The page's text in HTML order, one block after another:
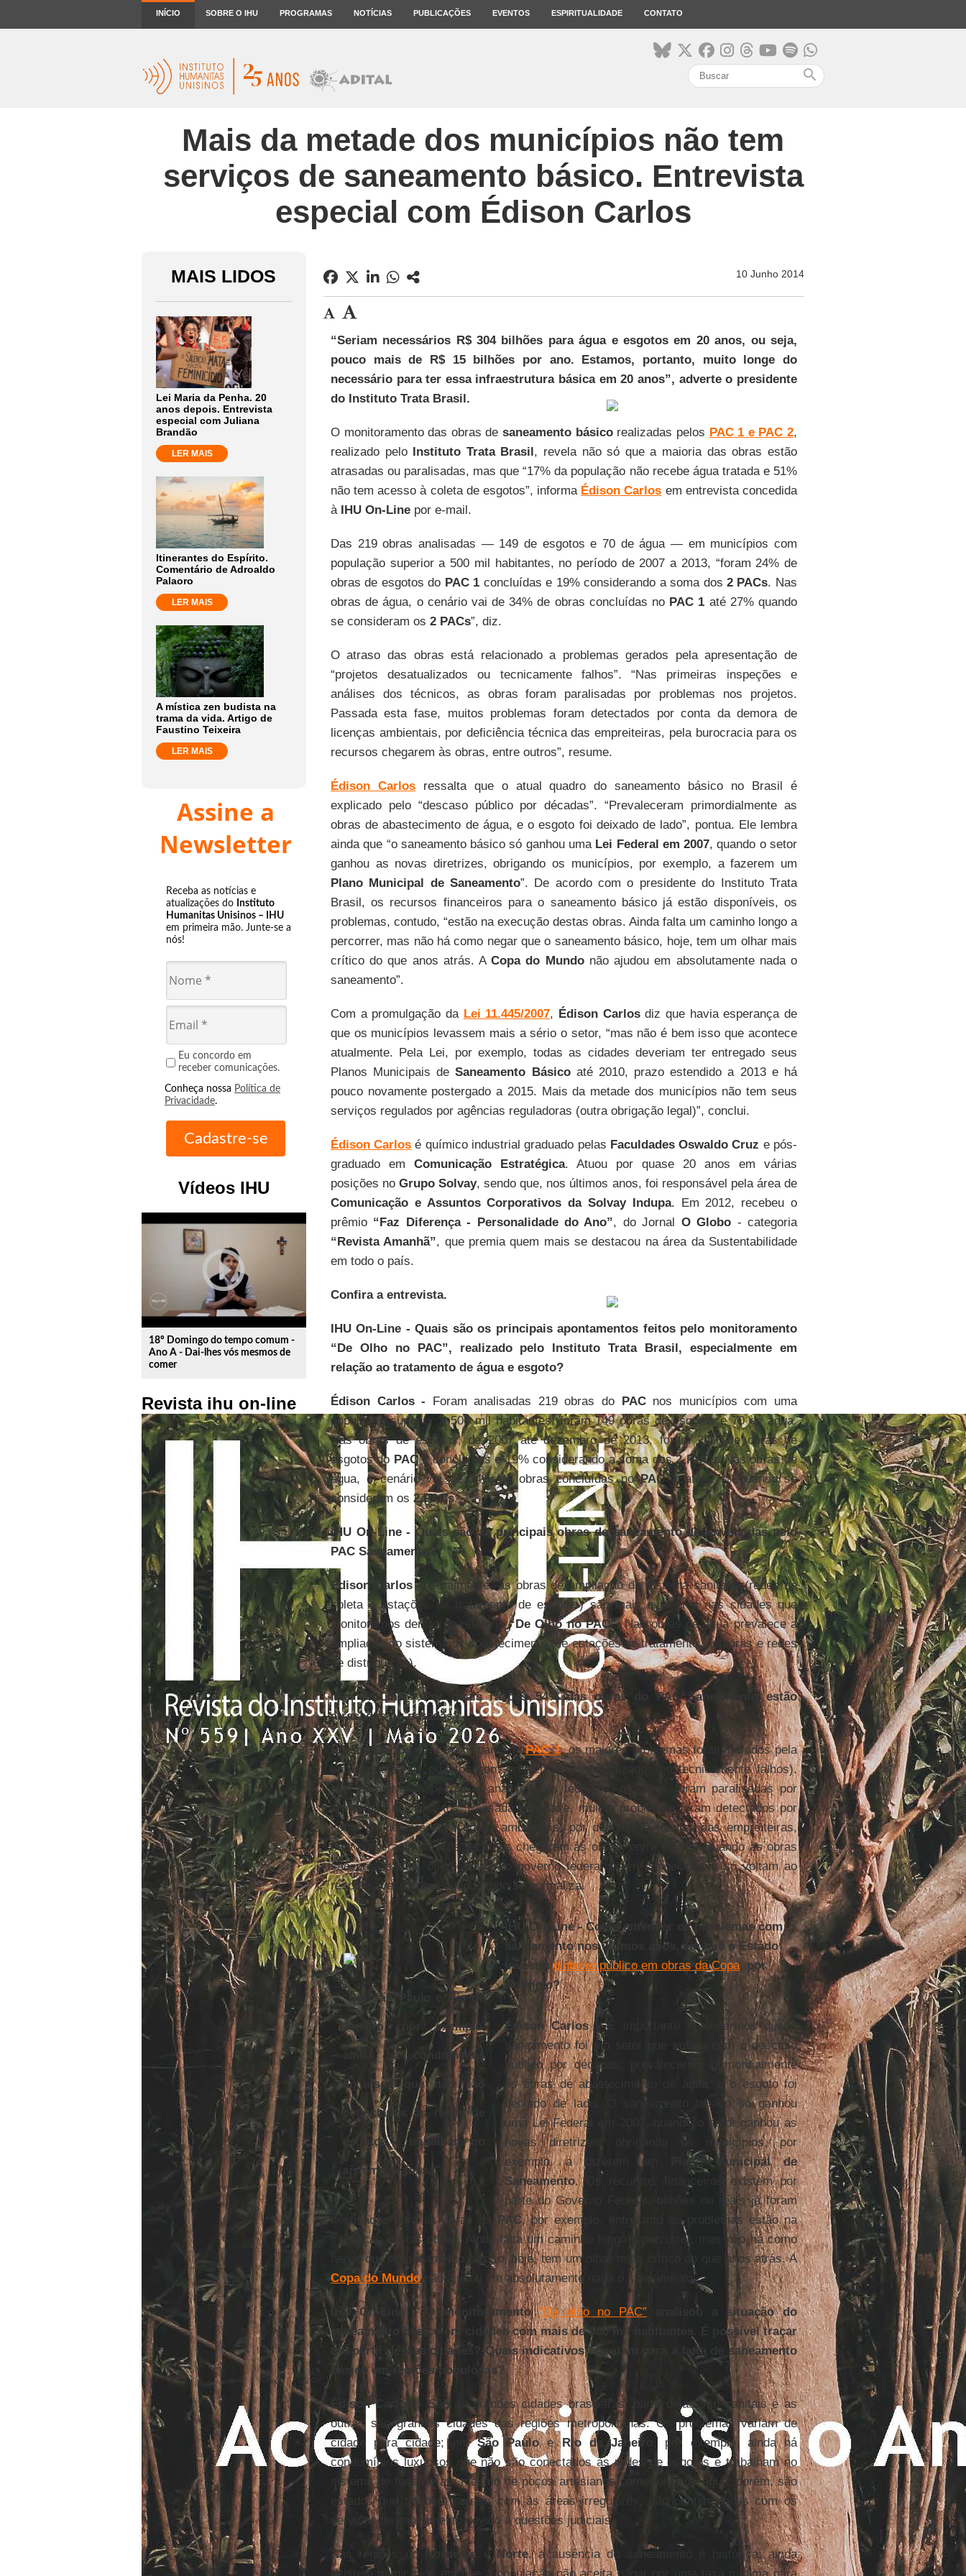
INÍCIO SOBRE O IHU PROGRAMAS NOTÍCIAS PUBLICAÇÕES EVENTOS ESPIRITUALIDADE CONTATO
search
Mais da metade dos municípios não tem
serviços de saneamento básico. Entrevista
especial com Édison Carlos
MAIS LIDOS
Lei Maria da Penha. 20
anos depois. Entrevista
especial com Juliana
Brandão
LER MAIS
Itinerantes do Espírito.
Comentário de Adroaldo
Palaoro
LER MAIS
A mística zen budista na
trama da vida. Artigo de
Faustino Teixeira
LER MAIS
Assine a
Newsletter
Receba as notícias e
atualizações do Instituto
Humanitas Unisinos – IHU
em primeira mão. Junte-se a
nós!
Eu concordo em
receber comunicações.
Conheça nossa Política de
Privacidade.
Vídeos IHU
play_circle_outline
18º Domingo do tempo comum -
Ano A - Dai-lhes vós mesmos de
comer
Revista ihu on-line
10 Junho 2014
“Seriam necessários R$ 304 bilhões para água e esgotos em 20 anos, ou seja,
pouco mais de R$ 15 bilhões por ano. Estamos, portanto, muito longe do
necessário para ter essa infraestrutura básica em 20 anos”, adverte o presidente
do Instituto Trata Brasil.
O monitoramento das obras desaneamento básicorealizadas pelos PAC 1 e PAC 2,
realizado pelo Instituto Trata Brasil, revela não só que a maioria das obras estão
atrasadas ou paralisadas, mas que “17% da população não recebe água tratada e 51%
não tem acesso à coleta de esgotos”, informa Édison Carlos em entrevista concedida
à IHU On-Linepor e-mail.
Das 219 obras analisadas — 149 de esgotos e 70 de água — em municípios com
população superior a 500 mil habitantes, no período de 2007 a 2013, “foram 24% de
obras de esgotos do PAC 1 concluídas e 19% considerando a soma dos2 PACs. Nas
obras de água, o cenário vai de 34% de obras concluídas no PAC 1 até 27% quando
se consideram os 2 PACs”, diz.
O atraso das obras está relacionado a problemas gerados pela apresentação de
“projetos desatualizados ou tecnicamente falhos”. “Nas primeiras inspeções e
análises dos técnicos, as obras foram paralisadas por problemas nos projetos.
Passada esta fase, muitos problemas foram detectados por conta da demora de
licenças ambientais, por deficiência técnica das empreiteiras, pela burocracia para os
recursos chegarem às obras, entre outros”, resume.
Édison Carlosressalta que o atual quadro do saneamento básico no Brasil é
explicado pelo “descaso público por décadas”. “Prevaleceram primordialmente as
obras de abastecimento de água, e o esgoto foi deixado de lado”, pontua. Ele lembra
ainda que “o saneamento básico só ganhou uma Lei Federal em 2007, quando o setor
ganhou as novas diretrizes, obrigando os municípios, por exemplo, a fazerem um
Plano Municipal de Saneamento”. De acordo com o presidente do Instituto Trata
Brasil, os recursos financeiros para o saneamento básico já estão disponíveis, os
problemas, contudo, “estão na execução destas obras. Ainda falta um caminho longo a
percorrer, mas não há como negar que o saneamento básico, hoje, tem um olhar mais
crítico do que anos atrás. ACopa do Mundonão ajudou em absolutamente nada o
saneamento”.
Com a promulgação da Lei 11.445/2007, Édison Carlosdiz que havia esperança de
que os municípios levassem mais a sério o setor, “mas não é bem isso que acontece
atualmente. Pela Lei, por exemplo, todas as cidades deveriam ter entregado seus
Planos Municipais deSaneamento Básicoaté 2010, prazo estendido a 2013 e há
pouco novamente postergado a 2015. Mais da metade dos municípios não tem seus
serviços regulados por agências reguladoras (outra obrigação legal)”, conclui.
Édison Carlos é químico industrial graduado pelas Faculdades Oswaldo Cruz e pós-
graduado em Comunicação Estratégica. Atuou por quase 20 anos em várias
posições noGrupo Solvay, sendo que, nos últimos anos, foi responsável pela área de
Comunicação e Assuntos Corporativos da Solvay Indupa. Em 2012, recebeu o
prêmio “Faz Diferença - Personalidade do Ano”, do Jornal O Globo - categoria
“Revista Amanhã”, que premia quem mais se destacou na área da Sustentabilidade
em todo o país.
Confira a entrevista.
IHU On-Line - Quais são os principais apontamentos feitos pelo monitoramento
“De Olho no PAC”, realizado pelo Instituto Trata Brasil, especialmente em
relação ao tratamento de água e esgoto?
Édison Carlos - Foram analisadas 219 obras do PACnos municípios com uma
população superior a 500 mil habitantes; foram 149 obras de esgotos e 70 de água.
Nas obras de esgotos, de 2007 até dezembro de 2013, foram 24% de obras de
esgotos do PAC 1concluídas e 19% considerando a soma dos2 PACs. Nas obras de
água, o cenário vai de 34% de obras concluídas noPAC 1até 27% quando se
consideram os 2 PACs.
IHU On-Line - Quais são as principais obras de saneamento desenvolvidas pelo
PAC Saneamento?
Édison Carlos - Geralmente, as obras de ampliação do sistema sanitário (redes de
coleta e estações de tratamento de esgotos) são mais evidentes nas cidades que
monitoramos dentro do relatório“De Olho no PAC”. Nas obras de água prevalece a
ampliação do sistema de abastecimento (de estações de tratamento, adutoras e redes
de distribuição).
IHU On-Line - Por quais razões 54% das obras do PAC Saneamento estão
atrasadas ou paradas?
Édison Carlos -Na maior parte doPAC 1, os maiores problemas foram gerados pela
apresentação de projetos com problemas (desatualizados ou tecnicamente falhos).
Nas primeiras inspeções e análises dos técnicos, as obras foram paralisadas por
problemas nos projetos. Passada esta fase, muitos problemas foram detectados por
conta da demora de licenças ambientais, por deficiência técnica das empreiteiras,
pela burocracia para os recursos chegarem às obras, entre outros. Quando as obras
são paralisadas, os recursos do governo federal ficam congelados e só voltam ao
responsável da obra quando tudo se normaliza.
“Em São Paulo e Rio de
Janeiro, por exemplo,
ainda há condomínios
luxuosos que não são
conectados às redes de
esgotos e trabalham no
sistema de fossa"
IHU On-Line - Como entender os problemas com
saneamento nos últimos anos, em que o Estado
investiudinheiro público em obras da Copa, por
exemplo?
Édison Carlos -É importante entendermos que o
saneamento foi um setor que sofreu com o descaso
público por décadas; prevaleceram primordialmente
as obras de abastecimento de água, e o esgoto foi
deixado de lado. O saneamento básico só ganhou
uma Lei Federal em 2007, quando o setor ganhou as
novas diretrizes, obrigando os municípios, por
exemplo, a fazerem um
Plano Municipal de
Saneamento. Os recursos financeiros existem por
parte do Governo Federal, bilhões de reais já foram
destinados para as obras do
PAC, por exemplo, entretanto os problemas estão na
execução destas obras. Ainda falta um caminho longo a percorrer, mas não há como
negar que o saneamento básico, hoje, tem um olhar mais crítico do que anos atrás. A
Copa do Mundonão ajudou em absolutamente nada o saneamento.
IHU On-Line - O monitoramento“De olho no PAC” analisou a situação do
saneamento básico em cidades com mais de 500 mil habitantes. É possível traçar
um perfil dessas cidades? Quais indicativos apontam para a falta de saneamento
básico em regiões populosas?
Édison Carlos -
São as grandes cidades brasileiras; parte delas são capitais e as
outras são grandes cidades das regiões metropolitanas. Os problemas variam de
cidade para cidade; emSão PauloeRio de Janeiro
, por exemplo, ainda há
condomínios luxuosos que não são conectados às redes de esgotos e trabalham no
sistema de fossa e até mesmo de poços artesianos como fonte de água; porém, são
estados que também sofrem com as áreas irregulares, não contempladas com os
serviços de saneamento devido a questões judiciais.
Nas regiões do Nordeste eNorte, a ausência do saneamento é histórica; ainda